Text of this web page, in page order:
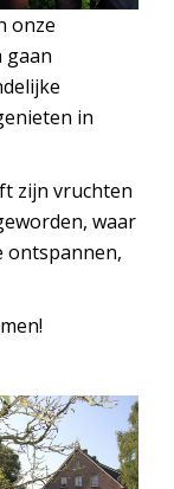
onze
gaan
in
zijn vruchten
waar
ontspannen,